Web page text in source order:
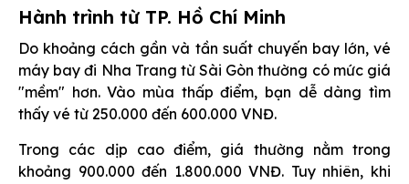
Hành trình từ TP. Hồ Chí Minh
Do khoảng cách gần và tần suất chuyến bay lớn, vé
máy bay đi Nha Trang từ Sài Gòn thường có mức giá
"mềm" hơn. Vào mùa thấp điểm, bạn dễ dàng tìm
thấy vé từ 250.000 đến 600.000 VNĐ.
Trong các dịp cao điểm, giá thường nằm trong
khoảng 900.000 đến 1.800.000 VNĐ. Tuy nhiên, khi